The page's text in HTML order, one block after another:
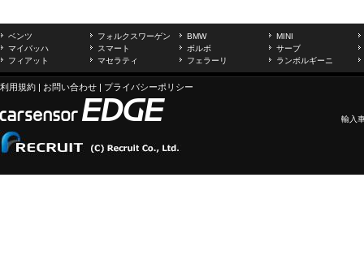
ベンツ フォルクスワーゲン BMW
MINI
マイバッハ
スマート ボルボ
サーブ
フィアット
マセラティ フェラーリ ランボルギーニ
利用規約 | お問い合わせ | プライバシーポリシー
輸入